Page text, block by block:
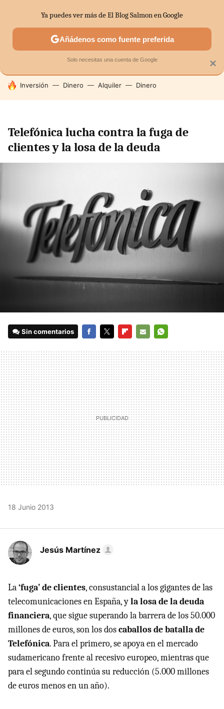
SECTORES ECONOMÍA DOMÉSTICA MERCADOS
HOY SE HABLA DE
Inversión Dinero Alquiler Dinero
Telefónica lucha contra la fuga de
clientes y la losa de la deuda
Sin comentarios
MAIL
18 Junio 2013
Jesús Martínez
La‘fuga’ de clientes, consustancial a los gigantes de las
telecomunicaciones en España, yla losa de la deuda
financiera, que sigue superando la barrera de los 50.000
millones de euros, son los doscaballos de batalla de
Telefónica. Para el primero, se apoya en el mercado
sudamericano frente al recesivo europeo, mientras que
para el segundo continúa su reducción (5.000 millones
de euros menos en un año).
×
Ya puedes ver más de El Blog Salmon en Google
Añádenos como fuente preferida
Solo necesitas una cuenta de Google